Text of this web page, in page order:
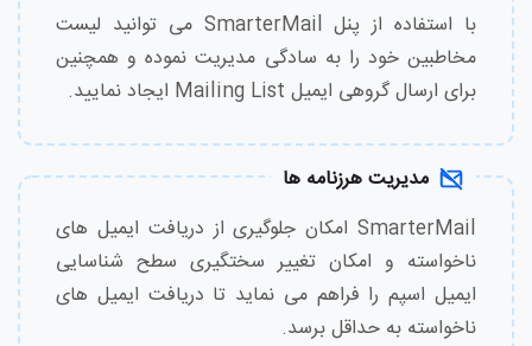
با استفاده از پنل SmarterMail می توانید لیست
مخاطبین خود را به سادگی مدیریت نموده و همچنین
برای ارسال گروهی ایمیل Mailing List ایجاد نمایید.
مدیریت هرزنامه ها
SmarterMail امکان جلوگیری از دریافت ایمیل های
ناخواسته و امکان تغییر سختگیری سطح شناسایی
ایمیل اسپم را فراهم می نماید تا دریافت ایمیل های
ناخواسته به حداقل برسد.